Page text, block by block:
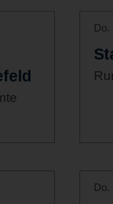
Do.
Do.